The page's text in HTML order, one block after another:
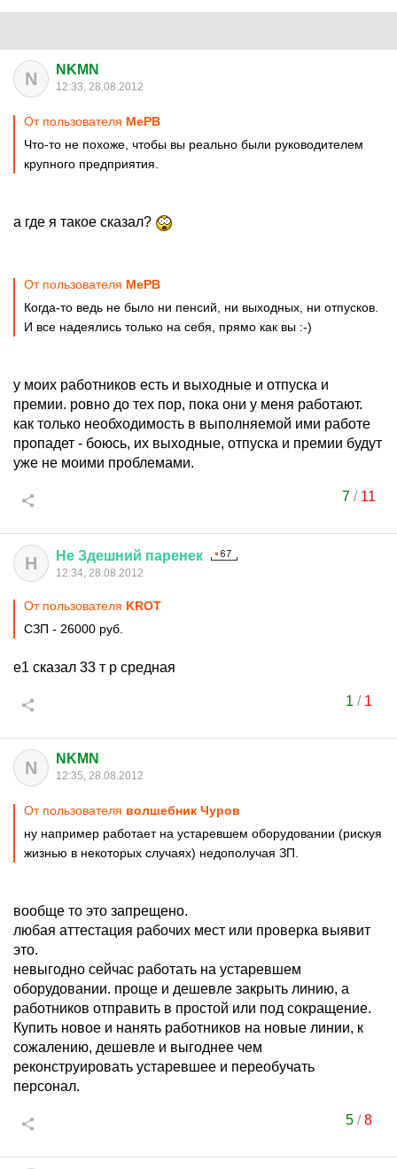
N NKMN
12:33, 28.08.2012
От пользователя МеРВ
Что-то не похоже, чтобы вы реально были руководителем
крупного предприятия.
а где я такое сказал?
От пользователя МеРВ
Когда-то ведь не было ни пенсий, ни выходных, ни отпусков.
И все надеялись только на себя, прямо как вы :-)
у моих работников есть и выходные и отпуска и
премии. ровно до тех пор, пока они у меня работают.
как только необходимость в выполняемой ими работе
пропадет - боюсь, их выходные, отпуска и премии будут
уже не моими проблемами.
7/ 11
Н Не Здешний паренек
12:34, 28.08.2012
От пользователя KROT
СЗП - 26000 руб.
е1 сказал 33 т р средная
1 / 1
N NKMN
12:35, 28.08.2012
От пользователя волшебник Чуров
ну например работает на устаревшем оборудовании (рискуя
жизнью в некоторых случаях) недополучая ЗП.
вообще то это запрещено.
любая аттестация рабочих мест или проверка выявит
это.
невыгодно сейчас работать на устаревшем
оборудовании. проще и дешевле закрыть линию, а
работников отправить в простой или под сокращение.
Купить новое и нанять работников на новые линии, к
сожалению, дешевле и выгоднее чем
реконструировать устаревшее и переобучать
персонал.
5/8